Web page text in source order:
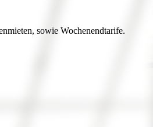
sowie Wochenendtarife.